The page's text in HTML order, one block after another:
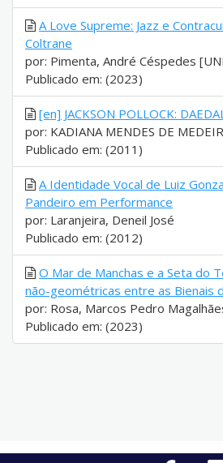
A Love Supreme: Jazz e
Coltrane
por: Pimenta, André Céspedes
Publicado em: (2023)
[en] JACKSON POLLOCK:
por: KADIANA MENDES DE
Publicado em: (2011)
A Identidade Vocal de Luiz
Pandeiro em Performance
por: Laranjeira, Deneil José
Publicado em: (2012)
O Mar de Manchas e a Seta do
não-geométricas entre as Bienais
por: Rosa, Marcos Pedro
Publicado em: (2023)